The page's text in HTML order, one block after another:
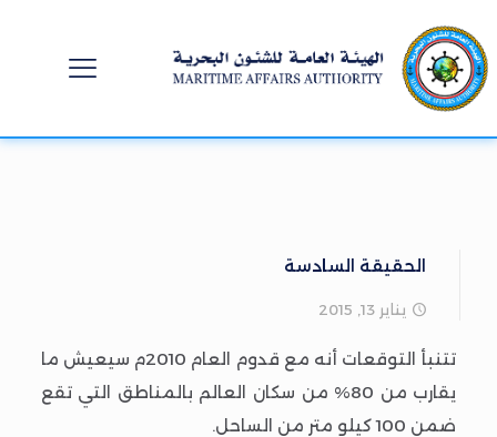
الحقيقة السادسة
يناير 13, 2015
تتنبأ التوقعات أنه مع قدوم العام 2010م سيعيش ما
يقارب من 80% من سكان العالم بالمناطق التي تقع
ضمن 100 كيلو متر من الساحل.